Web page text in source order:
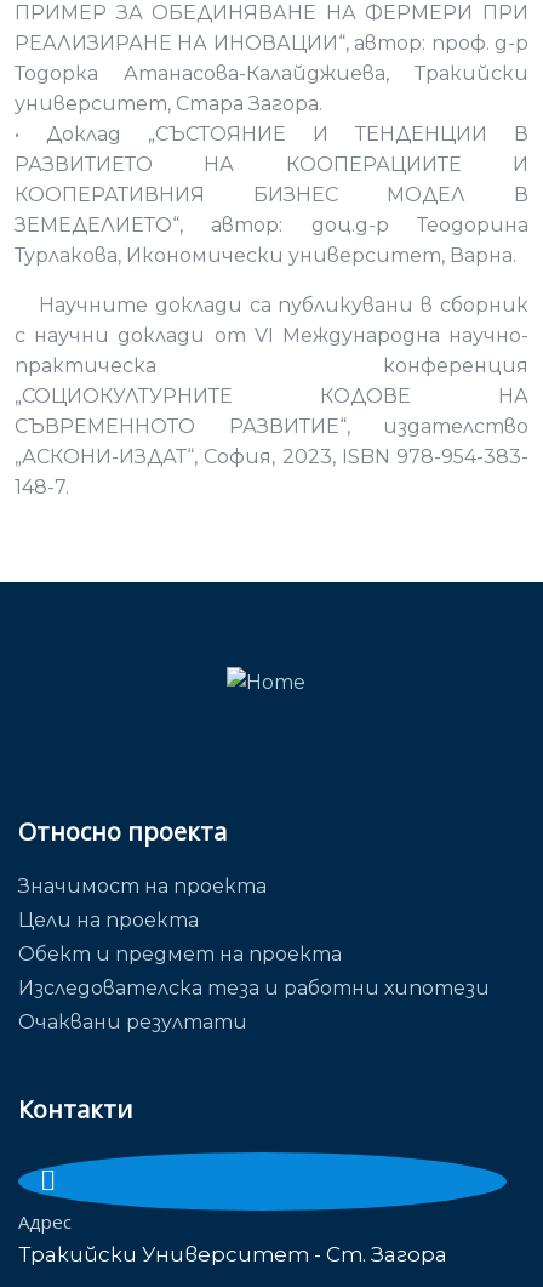
ПРИМЕР ЗА ОБЕДИНЯВАНЕ НА ФЕРМЕРИ ПРИ
РЕАЛИЗИРАНЕ НА ИНОВАЦИИ“, автор: проф. д-р
Тодорка Атанасова-Калайджиева, Тракийски
университет, Стара Загора.
• Доклад „СЪСТОЯНИЕ И ТЕНДЕНЦИИ В
РАЗВИТИЕТО НА КООПЕРАЦИИТЕ И
КООПЕРАТИВНИЯ БИЗНЕС МОДЕЛ В
ЗЕМЕДЕЛИЕТО“, автор: доц.д-р Теодорина
Турлакова, Икономически университет, Варна.
Научните доклади са публикувани в сборник
с научни доклади от VI Международна научно-
практическа конференция
„СОЦИОКУЛТУРНИТЕ КОДОВЕ НА
СЪВРЕМЕННОТО РАЗВИТИЕ“, издателство
„АСКОНИ-ИЗДАТ“, София, 2023, ISBN 978-954-383-
148-7.
Относно проекта
Значимост на проекта
Цели на проекта
Обект и предмет на проекта
Изследователска теза и работни хипотези
Очаквани резултати
Контакти
Адрес
Тракийски Университет - Ст. Загора